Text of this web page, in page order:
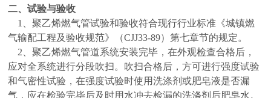
二、试验与验收
1、聚乙烯燃气管试验和验收符合现行行业标准《城镇燃
气输配工程及验收规范》（CJJ33-89）第七章节的规定。
2、聚乙烯燃气管道系统安装完毕，在外观检查合格后，
应对全系统进行分段吹扫。吹扫合格后，方可进行强度试验
和气密性试验，在强度试验时使用洗涤剂或肥皂液是否漏
气，应在检验完毕后及时用水冲去检漏的洗涤剂后肥皂水。